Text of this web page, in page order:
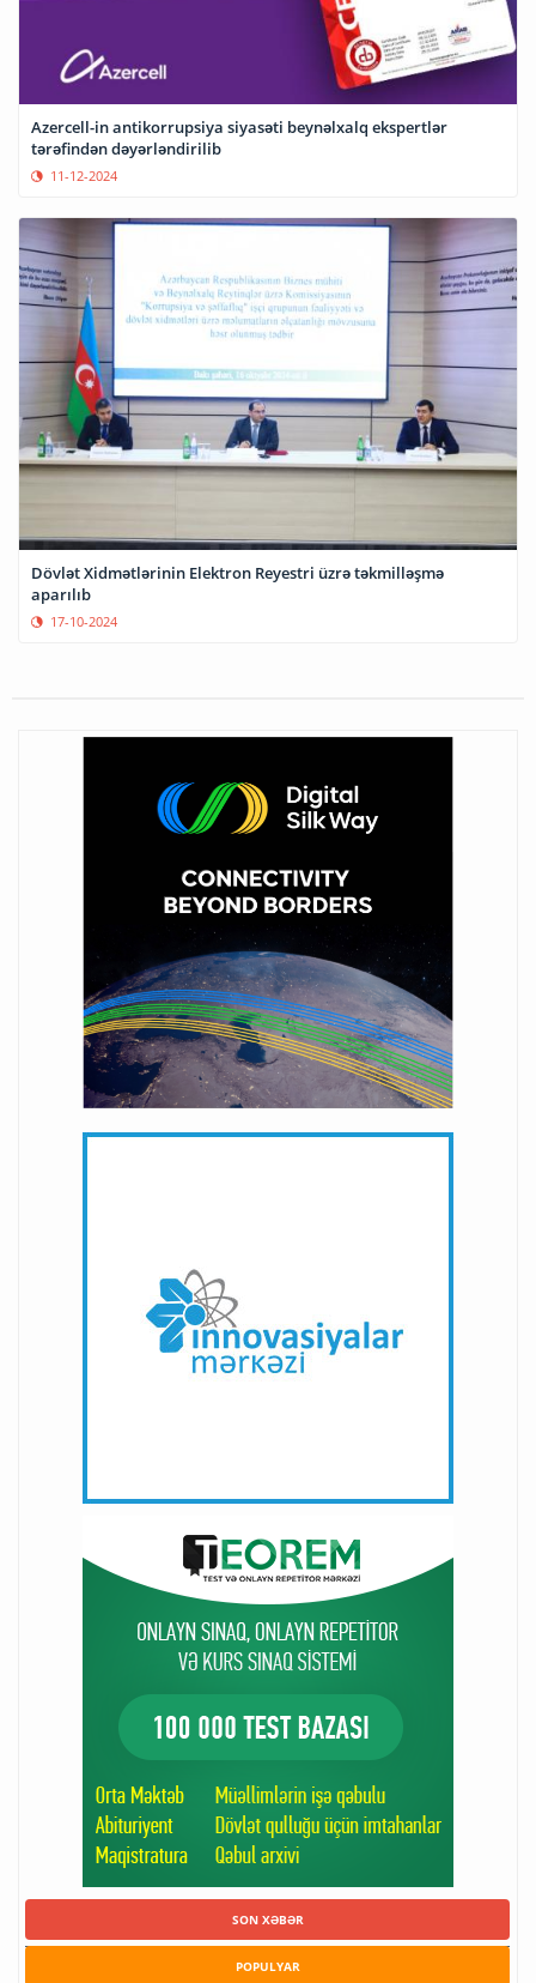
Azercell-in antikorrupsiya siyasəti beynəlxalq ekspertlər
tərəfindən dəyərləndirilib
11-12-2024
Dövlət Xidmətlərinin Elektron Reyestri üzrə təkmilləşmə
aparılıb
17-10-2024
SON XƏBƏR
POPULYAR